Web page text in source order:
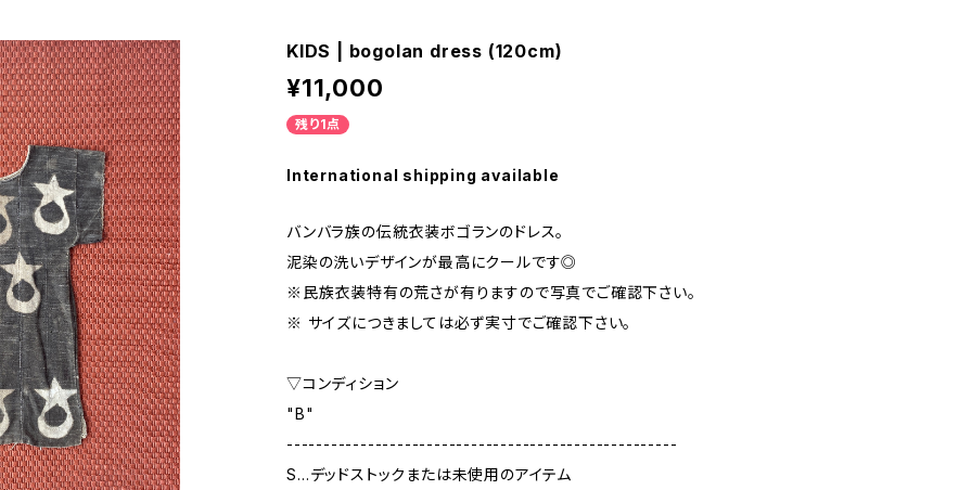
KIDS | bogolan dress (120cm)
¥11,000
残り1点
International shipping available
バンバラ族の伝統衣装ボゴランのドレス。
泥染の洗いデザインが最高にクールです◎
※民族衣装特有の荒さが有りますので写真でご確認下さい。
※ サイズにつきましては必ず実寸でご確認下さい。
▽コンディション
"B"
-----------------------------------------------------
S…デッドストックまたは未使用のアイテム